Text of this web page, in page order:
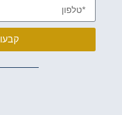
קבעו לי